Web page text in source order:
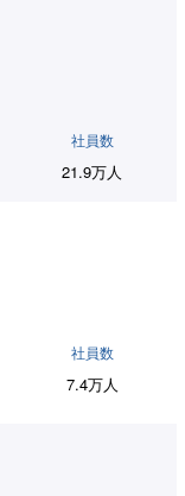
社員数
21.9万人
社員数
7.4万人